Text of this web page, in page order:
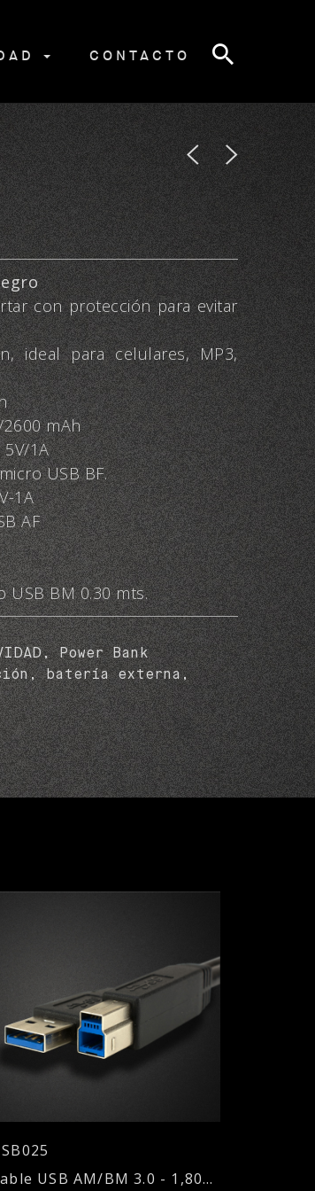
CONTACTO
con protección para evitar
ideal para celulares, MP3,
2600 mAh
1A
USB BF.
1A
AF
USB BM 0.30 mts.
,Power Bank
,batería externa,
Cable USB AM/BM 3.0 - 1,80mts.